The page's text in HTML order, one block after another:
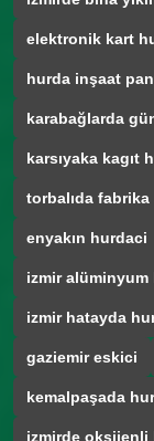
elektronik kart
hurda inşaat
karabağlarda
karsıyaka kagıt
torbalıda
enyakın hurdaci
izmir alüminyum
izmir hatayda
gaziemir eskici
kemalpaşada
izmirde oksijenli